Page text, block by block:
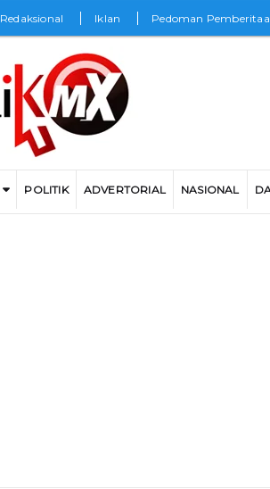
Redaksional Iklan Pedoman
POLITIK ADVERTORIAL NASIONAL